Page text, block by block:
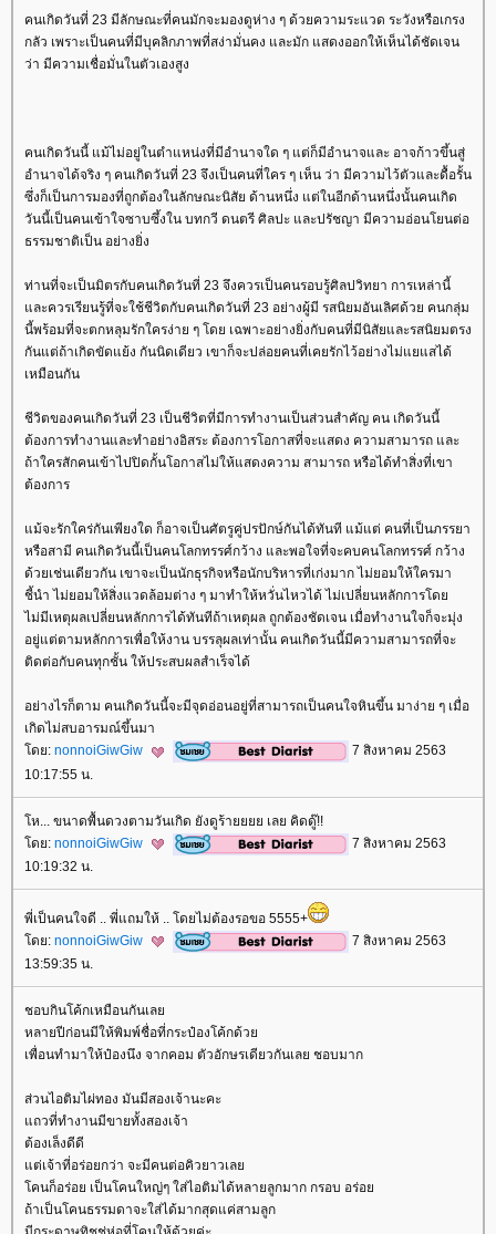
คนเกิดวันที่ 23 มีลักษณะที่คนมักจะมองดูห่าง ๆ ด้วยความระแวด ระวังหรือเกรง
กลัว เพราะเป็นคนที่มีบุคลิกภาพที่สง่ามั่นคง และมัก แสดงออกให้เห็นได้ชัดเจน
ว่า มีความเชื่อมั่นในตัวเองสูง
คนเกิดวันนี้ แม้ไม่อยู่ในตำแหน่งที่มีอำนาจใด ๆ แต่ก็มีอำนาจและ อาจก้าวขึ้นสู่
อำนาจได้จริง ๆ คนเกิดวันที่ 23 จึงเป็นคนที่ใคร ๆ เห็น ว่า มีความไว้ตัวและดื้อรั้น
ซึ่งก็เป็นการมองที่ถูกต้องในลักษณะนิสัย ด้านหนึ่ง แต่ในอีกด้านหนึ่งนั้นคนเกิด
วันนี้เป็นคนเข้าใจซาบซึ้งใน บทกวี ดนตรี ศิลปะ และปรัชญา มีความอ่อนโยนต่อ
ธรรมชาติเป็น อย่างยิ่ง
ท่านที่จะเป็นมิตรกับคนเกิดวันที่ 23 จึงควรเป็นคนรอบรู้ศิลปวิทยา การเหล่านี้
ละควรเรียนรู้ที่จะใช้ชีวิตกับคนเกิดวันที่ 23 อย่างผู้มี รสนิยมอันเลิศด้วย คนกลุ่ม
นี้พร้อมที่จะตกหลุมรักใครง่าย ๆ โดย เฉพาะอย่างยิ่งกับคนที่มีนิสัยและรสนิยมตรง
กันแต่ถ้าเกิดขัดแย้ง กันนิดเดียว เขาก็จะปล่อยคนที่เคยรักไว้อย่างไม่แยแสได้
เหมือนกัน
ชีวิตของคนเกิดวันที่ 23 เป็นชีวิตที่มีการทำงานเป็นส่วนสำคัญ คน เกิดวันนี้
ต้องการทำงานและทำอย่างอิสระ ต้องการโอกาสที่จะแสดง ความสามารถ และ
ถ้าใครสักคนเข้าไปปิดกั้นโอกาสไม่ให้แสดงความ สามารถ หรือได้ทำสิ่งที่เขา
ต้องการ
ม้จะรักใคร่กันเพียงใด ก็อาจเป็นศัตรูคู่ปรปักษ์กันได้ทันที แม้แต่ คนที่เป็นภรรยา
หรือสามี คนเกิดวันนี้เป็นคนโลกทรรศ์กว้าง และพอใจที่จะคบคนโลกทรรศ์ กว้าง
ด้วยเช่นเดียวกัน เขาจะเป็นนักธุรกิจหรือนักบริหารที่เก่งมาก ไม่ยอมให้ใครมา
ชี้นำ ไม่ยอมให้สิ่งแวดล้อมต่าง ๆ มาทำให้หวั่นไหวได้ ไม่เปลี่ยนหลักการโด
ไม่มีเหตุผลเปลี่ยนหลักการได้ทันทีถ้าเหตุผล ถูกต้องชัดเจน เมื่อทำงานใจก็จะมุ่ง
อยู่แต่ตามหลักการเพื่อให้งาน บรรลุผลเท่านั้น คนเกิดวันนี้มีความสามารถที่จะ
ติดต่อกับคนทุกชั้น ให้ประสบผลสำเร็จได้
อย่างไรก็ตาม คนเกิดวันนี้จะมีจุดอ่อนอยู่ที่สามารถเป็นคนใจหินขึ้น มาง่าย ๆ เมื่อ
เกิดไม่สบอารมณ์ขึ้นมา
ดย: nonnoiGiwGiw
7 สิงหาคม 2563
10:17:55 น.
ห... ขนาดพื้นดวงตามวันเกิด ยังดูร้ายยยย เลย คิดดู๊!!
ดย: nonnoiGiwGiw
7 สิงหาคม 2563
10:19:32 น.
พี่เป็นคนใจดี .. พี่แถมให้ .. โดยไม่ต้องรอขอ 5555+
ดย: nonnoiGiwGiw
7 สิงหาคม 2563
13:59:35 น.
ชอบกินโค้กเหมือนกันเล
หลายปีก่อนมีให้พิมพ์ชื่อที่กระป๋องโค้กด้ว
เพื่อนทำมาให้ป๋องนึง จากคอม ตัวอักษรเดียวกันเลย ชอบมาก
ส่วนไอติมไผ่ทอง มันมีสองเจ้านะคะ
ถวที่ทำงานมีขายทั้งสองเจ้า
ต้องเล็งดีดี
ต่เจ้าที่อร่อยกว่า จะมีคนต่อคิวยาวเล
คนก็อร่อย เป็นโคนใหญ่ๆ ใส่ไอติมได้หลายลูกมาก กรอบ อร่อ
ถ้าเป็นโคนธรรมดาจะใส่ได้มากสุดแค่สามลูก